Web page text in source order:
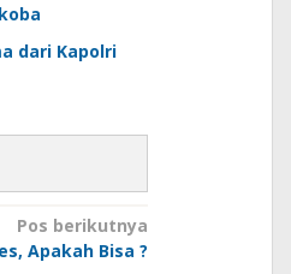
dari Kapolri
Pos berikutnya
Apakah Bisa ?